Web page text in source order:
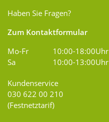
Haben Sie Fragen?
Zum Kontaktformular
Mo-Fr
10:00-18:00Uhr
Sa
10:00-13:00Uhr
Kundenservice
030 622 00 210
(Festnetztarif)